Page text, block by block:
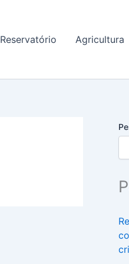
Reservatório Agricultura